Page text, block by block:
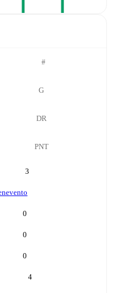
#
G
DR
PNT
3
0
0
0
4